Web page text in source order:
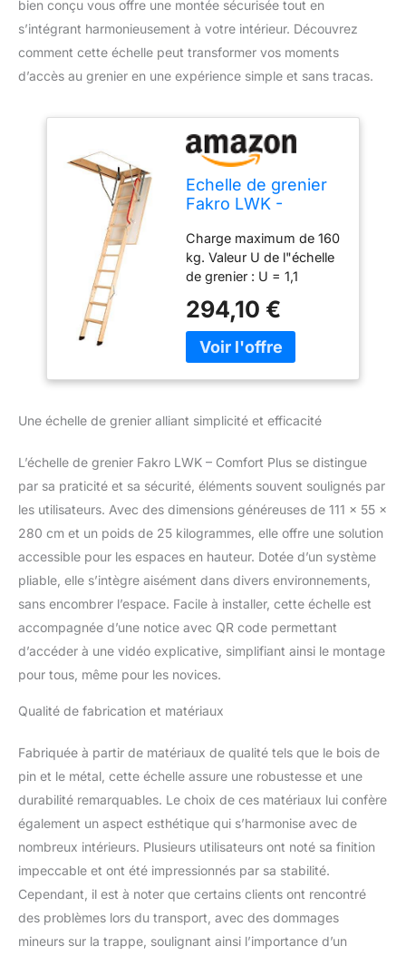
bien conçu vous offre une montée sécurisée tout en
s’intégrant harmonieusement à votre intérieur. Découvrez
comment cette échelle peut transformer vos moments
d’accès au grenier en une expérience simple et sans tracas.
Echelle de grenier
Fakro LWK -
111 x 280
Charge maximum de 160
kg. Valeur U de l"échelle
de grenier : U = 1,1
l'isolation : 3 cm -
Épaisseur du rabat : 3,6
cm. Inclus : Rampe.
294,10 €
Une échelle de grenier alliant simplicité et efficacité
L’échelle de grenier Fakro LWK – Comfort Plus se distingue
par sa praticité et sa sécurité, éléments souvent soulignés par
les utilisateurs. Avec des dimensions généreuses de 111 x 55 x
280 cm et un poids de 25 kilogrammes, elle offre une solution
accessible pour les espaces en hauteur. Dotée d’un système
pliable, elle s’intègre aisément dans divers environnements,
sans encombrer l’espace. Facile à installer, cette échelle est
accompagnée d’une notice avec QR code permettant
d’accéder à une vidéo explicative, simplifiant ainsi le montage
pour tous, même pour les novices.
Qualité de fabrication et matériaux
Fabriquée à partir de matériaux de qualité tels que le bois de
pin et le métal, cette échelle assure une robustesse et une
durabilité remarquables. Le choix de ces matériaux lui confère
également un aspect esthétique qui s’harmonise avec de
nombreux intérieurs. Plusieurs utilisateurs ont noté sa finition
impeccable et ont été impressionnés par sa stabilité.
Cependant, il est à noter que certains clients ont rencontré
des problèmes lors du transport, avec des dommages
mineurs sur la trappe, soulignant ainsi l’importance d’un